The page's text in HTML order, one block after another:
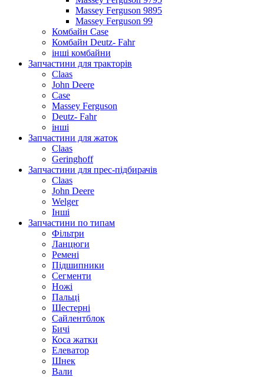
Massey Ferguson 9895
Massey Ferguson 99
Комбайн Case
Комбайн Deutz- Fahr
інші комбайни
Запчастини для тракторів
Claas
John Deere
Case
Massey Ferguson
Deutz- Fahr
інші
Запчастини для жаток
Claas
Geringhoff
Запчастини для прес-підбирачів
Claas
John Deere
Welger
Інші
Запчастини по типам
Фільтри
Ланцюги
Ремені
Підшипники
Сегменти
Ножі
Пальці
Шестерні
Сайлентблок
Бичі
Коса жатки
Елеватор
Шнек
Вали